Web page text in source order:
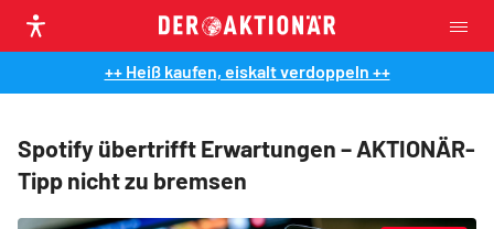
++ Heiß kaufen, eiskalt verdoppeln ++
Spotify übertrifft Erwartungen – AKTIONÄR-
Tipp nicht zu bremsen